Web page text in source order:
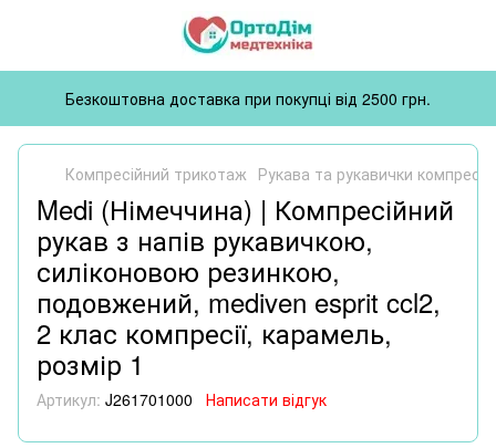
Безкоштовна доставка при покупці від 2500 грн.
Компресійний трикотаж Рукава та рукавички
Medi (Німеччина) | Компресійний
рукав з напів рукавичкою,
силіконовою резинкою,
подовжений, mediven esprit ccl2,
2 клас компресії, карамель,
розмір 1
Артикул: J261701000 Написати відгук